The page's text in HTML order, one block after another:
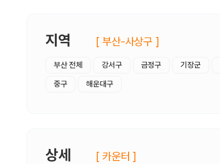
지역 [ 부산-사상구 ]
부산 전체 강서구 금정구 기장군
중구 해운대구
상세 [ 카운터 ]